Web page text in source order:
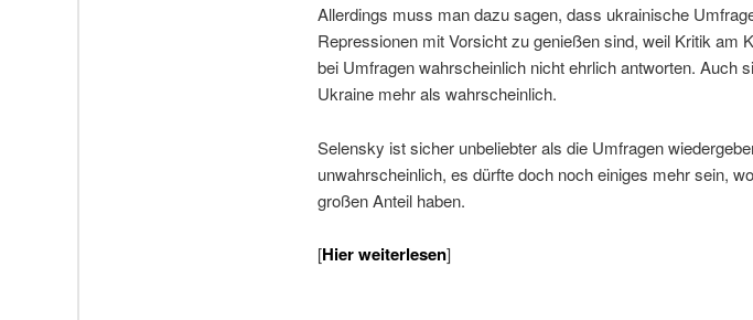
Allerdings muss man dazu sagen, dass ukrainische
Repressionen mit Vorsicht zu genießen sind, weil Kritik am
bei Umfragen wahrscheinlich nicht ehrlich antworten. Auch
Ukraine mehr als wahrscheinlich.
Selensky ist sicher unbeliebter als die Umfragen
unwahrscheinlich, es dürfte doch noch einiges mehr sein,
großen Anteil haben.
[Hier weiterlesen]